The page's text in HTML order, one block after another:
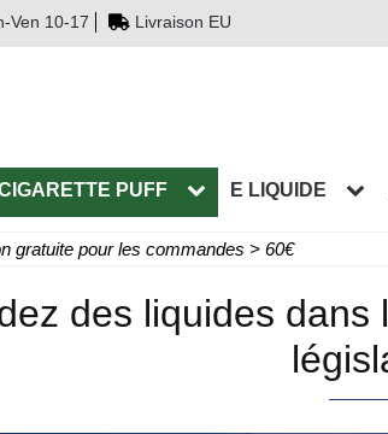
Ven 10-17 Livraison EU
PUFF E LIQUIDE
gratuite pour les commandes > 60€
des liquides dans